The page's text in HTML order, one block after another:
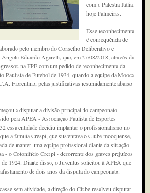
com o Palestra Itália,
hoje Palmeiras.
Esse reconhecimento
é consequência de
pelo membro do Conselho Deliberativo e
Eduardo Agarelli, que, em 27/08/2018, através da
na FPF com um pedido de reconhecimento da
Paulista de Futebol de 1934, quando a equipe da Mooca
Fiorentino, pelas justificativas resumidamente abaixo
a disputar a divisão principal do campeonato
pela APEA - Associação Paulista de Esportes
essa entidade decidiu implantar o profissionalismo no
a família Crespi, que sustentava o Clube mooquense,
de manter uma equipe profissional diante da situação
- o Cotonifício Crespi - decorrente dos graves prejuízos
de 1924. Diante disso, o Juventus solicitou à APEA que
de dois anos da disputa do campeonato.
sem atividade, a direção do Clube resolveu disputar